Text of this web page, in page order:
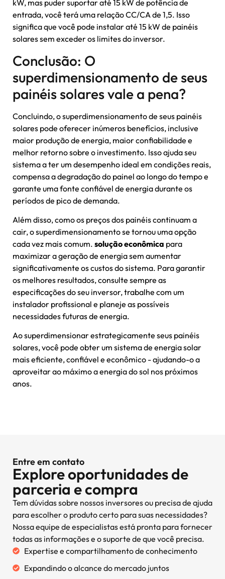
kW, mas puder suportar até 15 kW de potência de
entrada, você terá uma relação CC/CA de 1,5. Isso
significa que você pode instalar até 15 kW de painéis
solares sem exceder os limites do inversor.
Conclusão: O
superdimensionamento de seus
painéis solares vale a pena?
Concluindo, o superdimensionamento de seus painéis
solares pode oferecer inúmeros benefícios, inclusive
maior produção de energia, maior confiabilidade e
melhor retorno sobre o investimento. Isso ajuda seu
sistema a ter um desempenho ideal em condições reais,
compensa a degradação do painel ao longo do tempo e
garante uma fonte confiável de energia durante os
períodos de pico de demanda.
Além disso, como os preços dos painéis continuam a
cair, o superdimensionamento se tornou uma opção
cada vez mais comum. solução econômica para
maximizar a geração de energia sem aumentar
significativamente os custos do sistema. Para garantir
os melhores resultados, consulte sempre as
especificações do seu inversor, trabalhe com um
instalador profissional e planeje as possíveis
necessidades futuras de energia.
Ao superdimensionar estrategicamente seus painéis
solares, você pode obter um sistema de energia solar
mais eficiente, confiável e econômico - ajudando-o a
aproveitar ao máximo a energia do sol nos próximos
anos.
Entre em contato
Explore oportunidades de
parceria e compra
Tem dúvidas sobre nossos inversores ou precisa de ajuda
para escolher o produto certo para suas necessidades?
Nossa equipe de especialistas está pronta para fornecer
todas as informações e o suporte de que você precisa.
Expertise e compartilhamento de conhecimento
Expandindo o alcance do mercado juntos